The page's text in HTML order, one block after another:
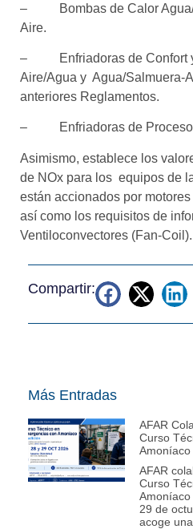
– Bombas de Calor Agua/
Aire.
– Enfriadoras de Confort y
Aire/Agua y Agua/Salmuera-
anteriores Reglamentos.
– Enfriadoras de Procesos
Asimismo, establece los
de NOx para los equipos de
están accionados por
así como los requisitos de
Ventiloconvectores (Fan-Coil).
Compartir:
Más Entradas
AFAR
Curso
Amoníaco
AFAR
Curso
29 de
acoge